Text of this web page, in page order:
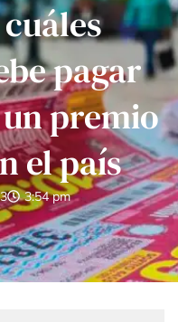
pagar
premio
el país
3:54 pm